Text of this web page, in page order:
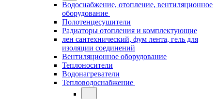
Водоснабжение, отопление, вентиляционное
оборудование
Полотенцесушители
Радиаторы отопления и комплектующие
лен сантехнический, фум лента, гель для
изоляции соединений
Вентиляционное оборудование
Теплоносители
Водонагреватели
Тепловодоснабжение